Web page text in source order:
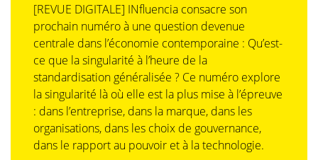
[REVUE DIGITALE] INfluencia consacre son
prochain numéro à une question devenue
centrale dans l’économie contemporaine : Qu’est-
ce que la singularité à l’heure de la
standardisation généralisée ? Ce numéro explore
la singularité là où elle est la plus mise à l’épreuve
: dans l’entreprise, dans la marque, dans les
organisations, dans les choix de gouvernance,
dans le rapport au pouvoir et à la technologie.